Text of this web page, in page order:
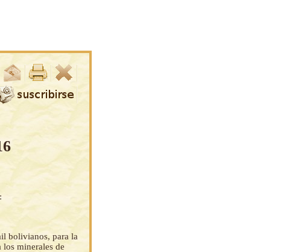
bolivianos, para la
minerales de